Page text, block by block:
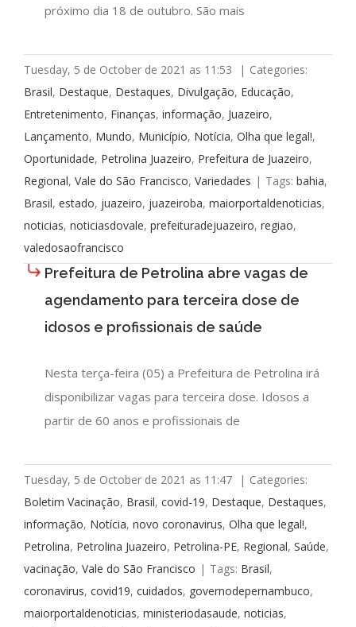
próximo dia 18 de outubro. São mais
Tuesday, 5 de October de 2021 as 11:53 | Categories:
Brasil, Destaque, Destaques, Divulgação, Educação,
Entretenimento, Finanças, informação, Juazeiro,
Lançamento, Mundo, Município, Notícia, Olha que legal!,
Oportunidade, Petrolina Juazeiro, Prefeitura de Juazeiro,
Regional, Vale do São Francisco, Variedades | Tags: bahia,
Brasil, estado, juazeiro, juazeiroba, maiorportaldenoticias,
noticias, noticiasdovale, prefeituradejuazeiro, regiao,
valedosaofrancisco
Prefeitura de Petrolina abre vagas de
agendamento para terceira dose de
idosos e profissionais de saúde
Nesta terça-feira (05) a Prefeitura de Petrolina irá
disponibilizar vagas para terceira dose. Idosos a
partir de 60 anos e profissionais de
Tuesday, 5 de October de 2021 as 11:47 | Categories:
Boletim Vacinação, Brasil, covid-19, Destaque, Destaques,
informação, Notícia, novo coronavirus, Olha que legal!,
Petrolina, Petrolina Juazeiro, Petrolina-PE, Regional, Saúde,
vacinação, Vale do São Francisco | Tags: Brasil,
coronavirus, covid19, cuidados, governodepernambuco,
maiorportaldenoticias, ministeriodasaude, noticias,